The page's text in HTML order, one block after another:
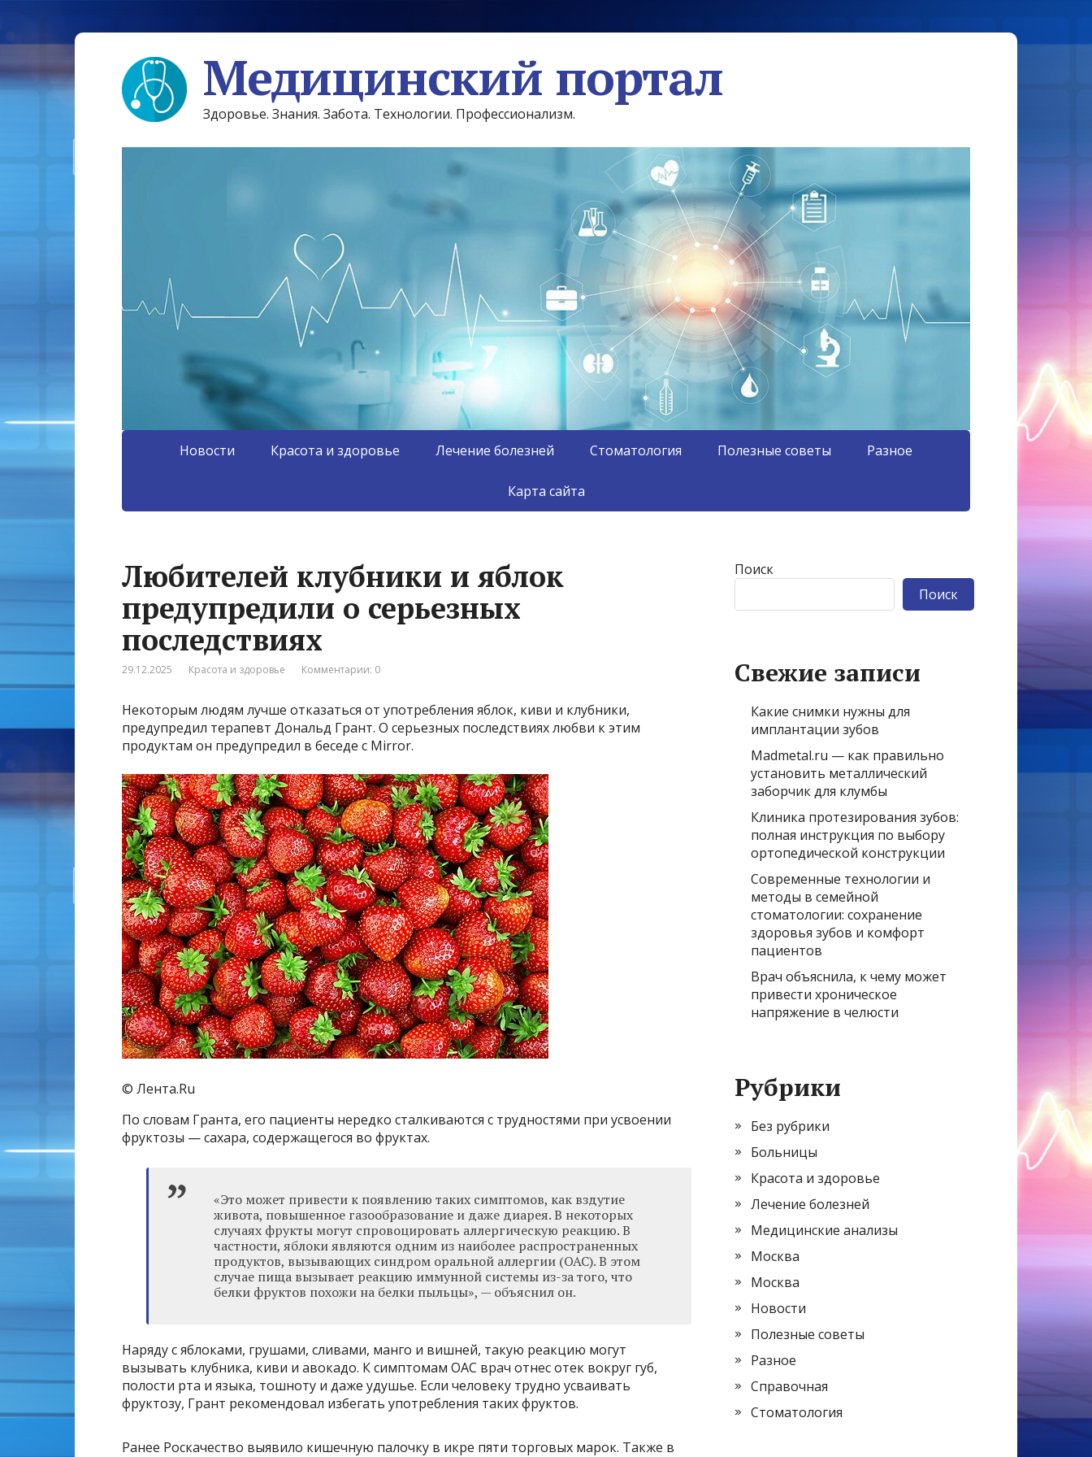
Медицинский портал
Здоровье. Знания. Забота. Технологии. Профессионализм.
Новости Красота и здоровье Лечение болезней Стоматология Полезные советы Разное
Карта сайта
Любителей клубники и яблок
предупредили о серьезных
последствиях
29.12.2025 Красота и здоровье Комментарии: 0
Некоторым людям лучше отказаться от употребления яблок, киви и клубники,
предупредил терапевт Дональд Грант. О серьезных последствиях любви к этим
продуктам он предупредил в беседе с Mirror.
© Лента.Ru
По словам Гранта, его пациенты нередко сталкиваются с трудностями при усвоении
фруктозы — сахара, содержащегося во фруктах.
«Это может привести к появлению таких симптомов, как вздутие
живота, повышенное газообразование и даже диарея. В некоторых
случаях фрукты могут спровоцировать аллергическую реакцию. В
частности, яблоки являются одним из наиболее распространенных
продуктов, вызывающих синдром оральной аллергии (ОАС). В этом
случае пища вызывает реакцию иммунной системы из-за того, что
белки фруктов похожи на белки пыльцы», — объяснил он.
Наряду с яблоками, грушами, сливами, манго и вишней, такую реакцию могут
вызывать клубника, киви и авокадо. К симптомам ОАС врач отнес отек вокруг губ,
полости рта и языка, тошноту и даже удушье. Если человеку трудно усваивать
фруктозу, Грант рекомендовал избегать употребления таких фруктов.
Ранее Роскачество выявило кишечную палочку в икре пяти торговых марок. Также в
Поиск
Поиск
Свежие записи
Какие снимки нужны для
имплантации зубов
Madmetal.ru — как правильно
установить металлический
заборчик для клумбы
Клиника протезирования зубов:
полная инструкция по выбору
ортопедической конструкции
Современные технологии и
методы в семейной
стоматологии: сохранение
здоровья зубов и комфорт
пациентов
Врач объяснила, к чему может
привести хроническое
напряжение в челюсти
Рубрики
Без рубрики
Больницы
Красота и здоровье
Лечение болезней
Медицинские анализы
Москва
Москва
Новости
Полезные советы
Разное
Справочная
Стоматология